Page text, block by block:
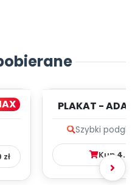
zł
PLAKAT -
Szybki
Kup